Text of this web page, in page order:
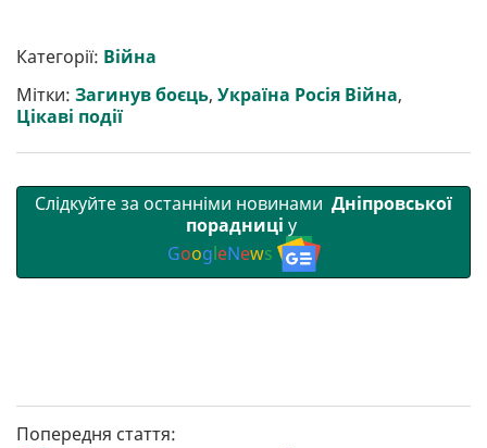
Категорії: Війна
Мітки: Загинув боєць, Україна Росія Війна,
Цікаві події
Слідкуйте за останніми новинами Дніпровської
порадниці у
GoogleNews
Попередня стаття: